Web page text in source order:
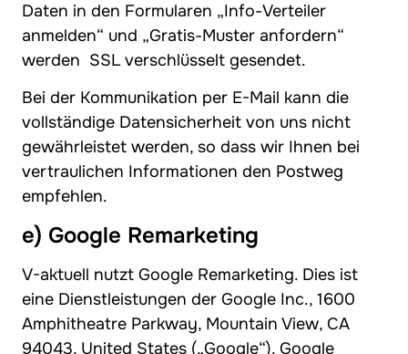
Daten in den Formularen „Info-Verteiler
anmelden“ und „Gratis-Muster anfordern“
werden SSL verschlüsselt gesendet.
Bei der Kommunikation per E-Mail kann die
vollständige Datensicherheit von uns nicht
gewährleistet werden, so dass wir Ihnen bei
vertraulichen Informationen den Postweg
empfehlen.
e) Google Remarketing
V-aktuell nutzt Google Remarketing. Dies ist
eine Dienstleistungen der Google Inc., 1600
Amphitheatre Parkway, Mountain View, CA
94043, United States („Google“). Google